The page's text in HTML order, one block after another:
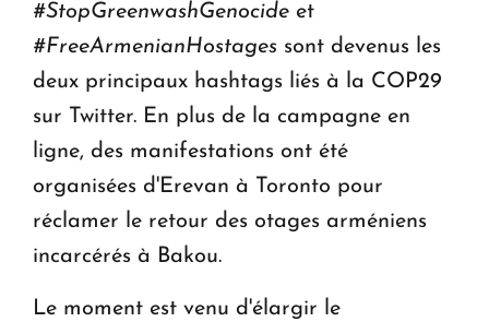
#StopGreenwashGenocide et
#FreeArmenianHostages sont devenus les
deux principaux hashtags liés à la COP29
sur Twitter. En plus de la campagne en
ligne, des manifestations ont été
organisées d'Erevan à Toronto pour
réclamer le retour des otages arméniens
incarcérés à Bakou.
Le moment est venu d'élargir le